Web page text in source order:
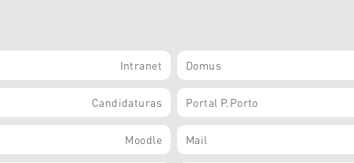
Intranet Domus
Candidaturas Portal P.Porto
Moodle Mail